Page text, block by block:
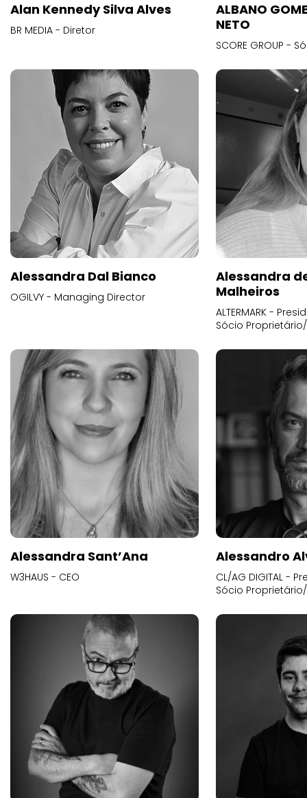
Alan Kennedy Silva Alves
BR MEDIA - Diretor
ALBANO
NETO
SCORE GROUP -
Alessandra Dal Bianco
OGILVY - Managing Director
Alessandra
Malheiros
ALTERMARK -
Sócio
Alessandra Sant’Ana
W3HAUS - CEO
Alessandro
CL/AG DIGITAL -
Sócio